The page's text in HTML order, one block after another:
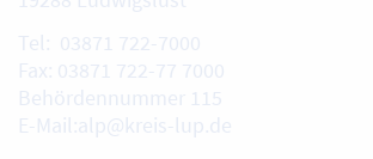
Tel: 03871 722-7000
Fax: 03871 722-77 7000
Behördennummer 115
E-Mail:alp@kreis-lup.de